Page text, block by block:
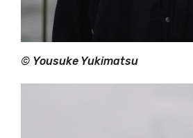
© Yousuke Yukimatsu